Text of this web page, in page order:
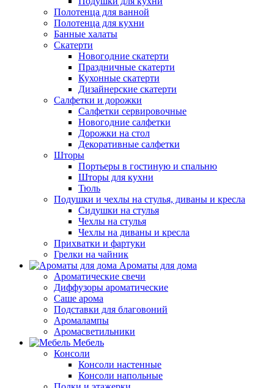
Полотенца для ванной
Полотенца для кухни
Банные халаты
Скатерти
Новогодние скатерти
Праздничные скатерти
Кухонные скатерти
Дизайнерские скатерти
Салфетки и дорожки
Салфетки сервировочные
Новогодние салфетки
Дорожки на стол
Декоративные салфетки
Шторы
Портьеры в гостиную и спальню
Шторы для кухни
Тюль
Подушки и чехлы на стулья, диваны и кресла
Сидушки на стулья
Чехлы на стулья
Чехлы на диваны и кресла
Прихватки и фартуки
Грелки на чайник
Ароматы для дома
Ароматические свечи
Диффузоры ароматические
Саше арома
Подставки для благовоний
Аромалампы
Аромасветильники
Мебель
Консоли
Консоли настенные
Консоли напольные